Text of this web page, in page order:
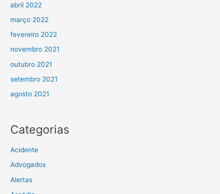
abril 2022
março 2022
fevereiro 2022
novembro 2021
outubro 2021
setembro 2021
agosto 2021
Categorias
Acidente
Advogados
Alertas